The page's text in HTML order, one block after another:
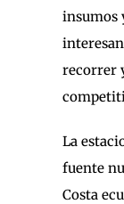
insumos
recorrer
La
fuente
Costa